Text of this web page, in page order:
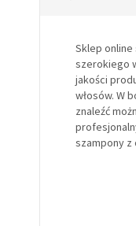
Sklep
szerokiego
jakości
włosów. W
znaleźć
szampony z